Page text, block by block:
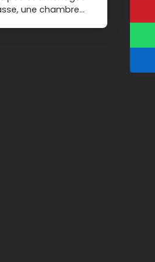
une chambre